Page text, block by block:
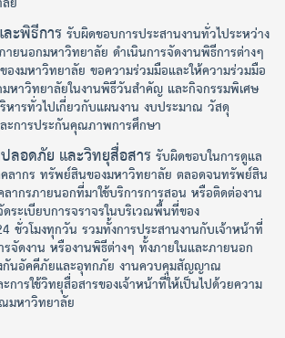
ะพิธีการรับผิดชอบการประสานงานทั่วไประหว่าง
ยนอกมหาวิทยาลัย ดำเนินการจัดงานพิธีการต่างๆ
องมหาวิทยาลัย ขอความร่วมมือและให้ความร่วมมือ
หาวิทยาลัยในงานพิธีวันสำคัญ และกิจกรรมพิเศษ
ารทั่วไปเกี่ยวกับแผนงาน งบประมาณ วัสดุ
การประกันคุณภาพการศึกษา
ลอดภัย และวิทยุสื่อสารรับผิดชอบในการดูแล
ลากร ทรัพย์สินของมหาวิทยาลัย ตลอดจนทรัพย์สิน
ากรภายนอกที่มาใช้บริการการสอน หรือติดต่องาน
ระเบียบการจราจรในบริเวณพื้นที่ของ
ชั่วโมงทุกวัน รวมทั้งการประสานงานกับเจ้าหน้าที่
จัดงาน หรืองานพิธีต่างๆ ทั้งภายในและภายนอก
กันอัคคีภัยและอุทกภัย งานควบคุมสัญญาณ
ารใช้วิทยุสื่อสารของเจ้าหน้าที่ให้เป็นไปด้วยความ
มหาวิทยาลัย